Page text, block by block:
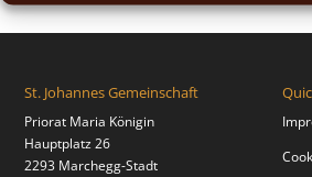
St. Johannes Gemeinschaft
Priorat Maria Königin
Hauptplatz 26
2293 Marchegg-Stadt